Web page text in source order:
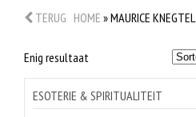
TERUG HOME »MAURICE KNEGTEL
Enig resultaat
ESOTERIE & SPIRITUALITEIT